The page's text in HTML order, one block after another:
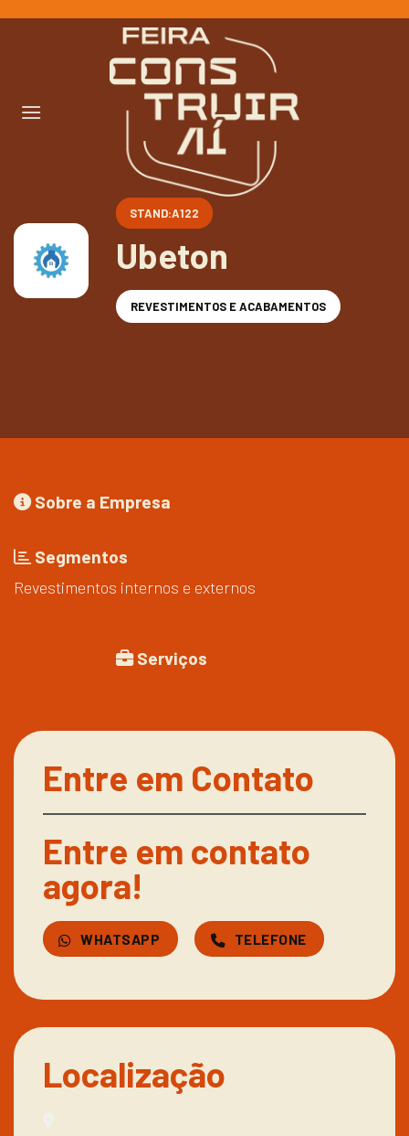
STAND:A122
Ubeton
REVESTIMENTOS E ACABAMENTOS
Sobre a Empresa
Segmentos
Revestimentos internos e externos
Serviços
Entre em Contato
Entre em contato
agora!
WHATSAPP TELEFONE
Localização